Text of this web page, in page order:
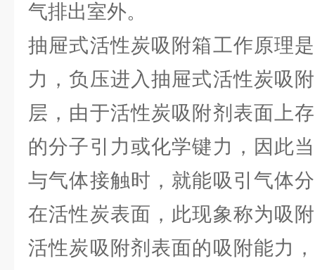
气排出室外。
抽屉式活性炭吸附箱工作原理
力，负压进入抽屉式活性炭吸
层，由于活性炭吸附剂表面上
的分子引力或化学键力，因此
与气体接触时，就能吸引气体
在活性炭表面，此现象称为吸
活性炭吸附剂表面的吸附能力